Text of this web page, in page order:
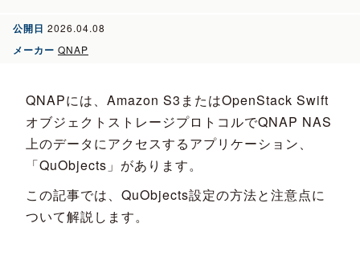
コラム
メディア掲載
公開日 2026.04.08
メーカー QNAP
QNAPには、Amazon S3またはOpenStack Swift
オブジェクトストレージプロトコルでQNAP NAS
上のデータにアクセスするアプリケーション、
「QuObjects」があります。
この記事では、QuObjects設定の方法と注意点に
ついて解説します。